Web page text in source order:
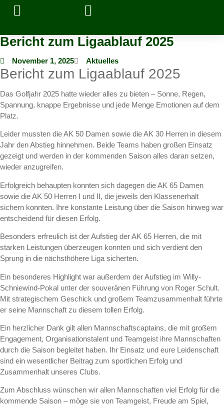
Bericht zum Ligaablauf 2025
November 1, 2025 Aktuelles
Bericht zum Ligaablauf 2025
Das Golfjahr 2025 hatte wieder alles zu bieten – Sonne, Regen,
Spannung, knappe Ergebnisse und jede Menge Emotionen auf dem
Platz.
Leider mussten die AK 50 Damen sowie die AK 30 Herren in diesem
Jahr den Abstieg hinnehmen. Beide Teams haben großen Einsatz
gezeigt und werden in der kommenden Saison alles daran setzen,
wieder anzugreifen.
Erfolgreich behaupten konnten sich dagegen die AK 65 Damen
sowie die AK 50 Herren I und II, die jeweils den Klassenerhalt
sichern konnten. Ihre konstante Leistung über die Saison hinweg war
entscheidend für diesen Erfolg.
Besonders erfreulich ist der Aufstieg der AK 65 Herren, die mit
starken Leistungen überzeugen konnten und sich verdient den
Sprung in die nächsthöhere Liga sicherten.
Ein besonderes Highlight war außerdem der Aufstieg im Willy-
Schniewind-Pokal unter der souveränen Führung von Roger Schult.
Mit strategischem Geschick und großem Teamzusammenhalt führte
er seine Mannschaft zu diesem tollen Erfolg.
Ein herzlicher Dank gilt allen Mannschaftscaptains, die mit großem
Engagement, Organisationstalent und Teamgeist ihre Mannschaften
durch die Saison begleitet haben. Ihr Einsatz und eure Leidenschaft
sind ein wesentlicher Beitrag zum sportlichen Erfolg und
Zusammenhalt unseres Clubs.
Zum Abschluss wünschen wir allen Mannschaften viel Erfolg für die
kommende Saison – möge sie von Teamgeist, Freude am Spiel,